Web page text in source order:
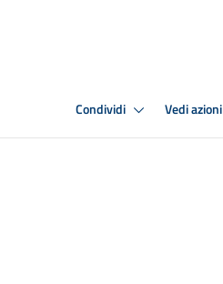
Condividi Vedi azioni